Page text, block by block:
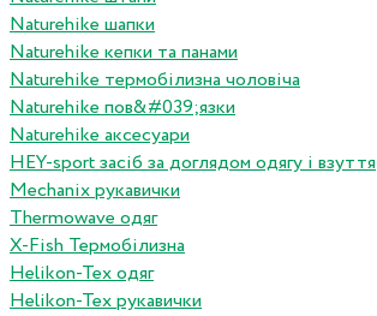
Naturehike шапки
Naturehike кепки та панами
Naturehike термобілизна чоловіча
Naturehike пов&#039;язки
Naturehike аксесуари
HEY-sport засіб за доглядом одягу і взуття
Mechanix рукавички
Thermowave одяг
X-Fish Термобілизна
Helikon-Tex одяг
Helikon-Tex рукавички